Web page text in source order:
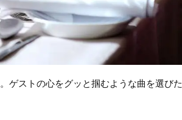
。ゲストの心をグッと掴むような曲を選びた